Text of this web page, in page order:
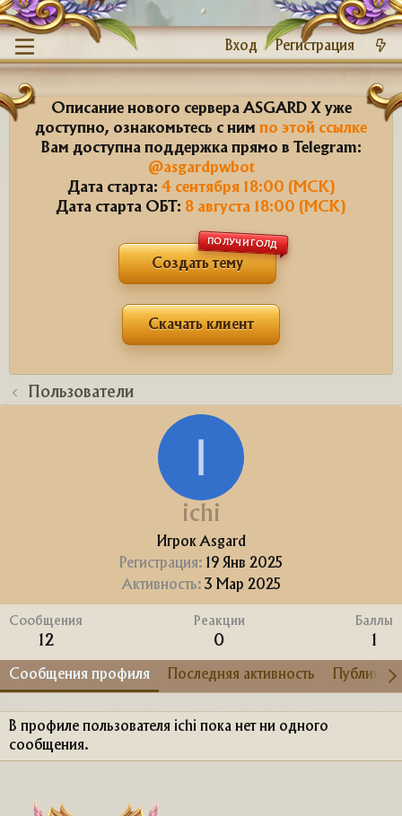
Вход Регистрация
Описание нового сервера ASGARD X уже
доступно, ознакомьтесь с ним по этой ссылке
Вам доступна поддержка прямо в Telegram:
@asgardpwbot
Дата старта: 4 сентября 18:00 (МСК)
Дата старта ОБТ: 8 августа 18:00 (МСК)
Создать тему
ПОЛУЧИ ГОЛД
Скачать клиент
Пользователи
I
ichi
Игрок Asgard
Регистрация
19 Янв 2025
Активность 3 Мар 2025
Сообщения
12
Реакции
0
Баллы
1
Сообщения профиля Последняя активность
В профиле пользователя ichi пока нет ни одного
сообщения.